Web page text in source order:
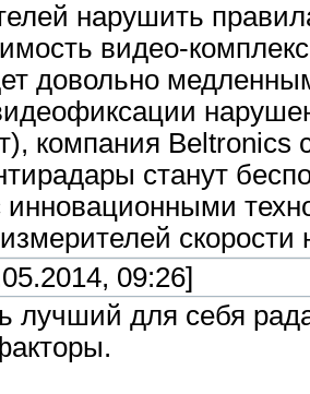
нарушить
видео-
довольно
компания
станут
инновационными
скорости
09:26]
лучший для себя